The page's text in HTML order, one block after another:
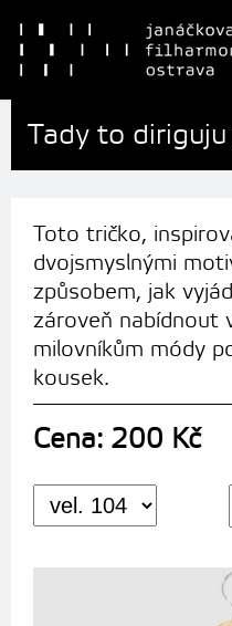
Tady to
Toto tričko,
dvojsmyslnými
způsobem, jak
zároveň nabídnout
milovníkům módy
kousek.
Cena: 200 Kč